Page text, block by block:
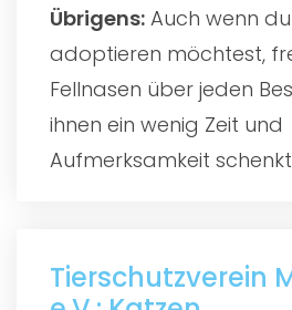
Übrigens: Auch wenn
adoptieren möchtest,
Fellnasen über jeden
ihnen ein wenig Zeit und
Aufmerksamkeit
Tierschutzverein